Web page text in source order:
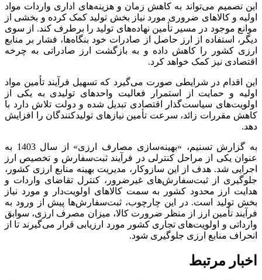
این تصمیم می‌تواند به کاهش زمان و هزینه‌های اداری واردات مواد
اولیه و کالاهای ضروری مورد نیاز بخش تولید کمک کرده و بخشی از
موانع موجود در مسیر تأمین نهاده‌های تولید را برطرف کند. از سوی
دیگر، استفاده از ارز حاصل از صادرات خود بنگاه‌ها، فشار بر منابع
ارزی کشور را کاهش داده و به بازگشت ارز صادراتی به چرخه
اقتصادی نیز کمک خواهد کرد.
این اقدام در شرایطی صورت می‌گیرد که تسهیل فرآیند تأمین مواد
اولیه و حمایت از استمرار فعالیت واحدهای تولیدی به یکی از
اولویت‌های سیاست‌گذار اقتصادی تبدیل شده و دولت تلاش دارد با
کاهش مقررات زائد، سرعت تأمین نیازهای تولیدکنندگان را افزایش
دهد.
به گزارش تسنیم، «بهینه‌سازی مصارف ارزی» از سال 1403 به
عنوان یکی از مراحل کنترلی در فرآیند ثبت‌سفارش و تخصیص ارز
اجرایی شد. هدف از این سازوکار، مدیریت بهینه منابع ارزی کشور،
جلوگیری از ثبت‌سفارش‌های غیرضرور، کنترل تقاضای واردات و
هدایت ارز محدود کشور به سمت کالاهای اولویت‌دار و مورد نیاز
بخش تولید است. در این چارچوب، ثبت‌سفارش‌ها پیش از ورود به
فرآیند تأمین ارز از منظر ضرورت کالا، میزان مصرف ارزی، سوابق
وارداتی و اولویت‌های تجاری کشور مورد ارزیابی قرار می‌گیرند تا از
انحراف منابع ارزی جلوگیری شود.
اخبار مرتبط